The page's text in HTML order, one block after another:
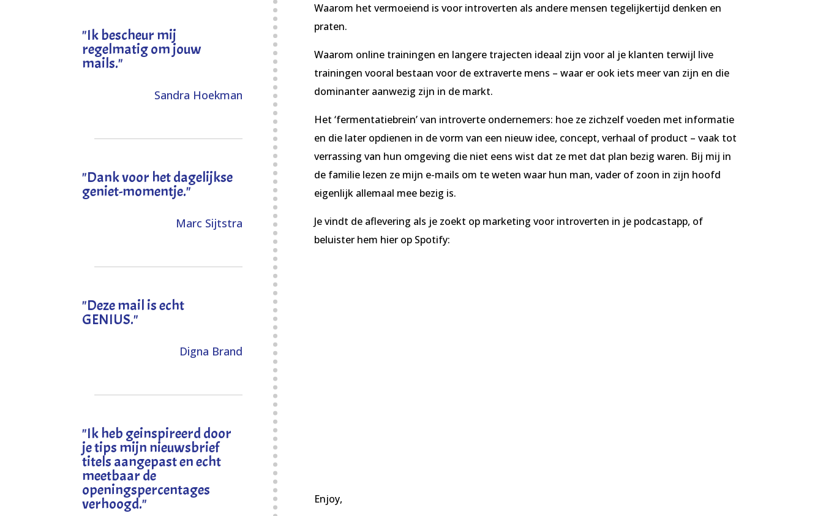
"Ik bescheur mij
regelmatig om jouw
mails."
Sandra Hoekman
"Dank voor het dagelijkse
geniet-momentje."
Marc Sijtstra
"Deze mail is echt
GENIUS."
Digna Brand
"Ik heb geinspireerd door
je tips mijn nieuwsbrief
titels aangepast en echt
meetbaar de
openingspercentages
verhoogd."
Waarom het vermoeiend is voor introverten als andere mensen tegelijkertijd denken en
praten.
Waarom online trainingen en langere trajecten ideaal zijn voor al je klanten terwijl live
trainingen vooral bestaan voor de extraverte mens – waar er ook iets meer van zijn en die
dominanter aanwezig zijn in de markt.
Het ‘fermentatiebrein’ van introverte ondernemers: hoe ze zichzelf voeden met informatie
en die later opdienen in de vorm van een nieuw idee, concept, verhaal of product – vaak tot
verrassing van hun omgeving die niet eens wist dat ze met dat plan bezig waren. Bij mij in
de familie lezen ze mijn e-mails om te weten waar hun man, vader of zoon in zijn hoofd
eigenlijk allemaal mee bezig is.
Je vindt de aflevering als je zoekt op marketing voor introverten in je podcastapp, of
beluister hem hier op Spotify:
Enjoy,